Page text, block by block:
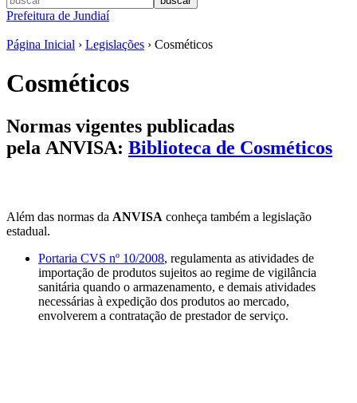
Prefeitura de Jundiaí
Página Inicial › Legislações › Cosméticos
Cosméticos
Normas vigentes publicadas
pela ANVISA: Biblioteca de Cosméticos
Além das normas da ANVISA conheça também a legislação
estadual.
Portaria CVS nº 10/2008, regulamenta as atividades de
importação de produtos sujeitos ao regime de vigilância
sanitária quando o armazenamento, e demais atividades
necessárias à expedição dos produtos ao mercado,
envolverem a contratação de prestador de serviço.